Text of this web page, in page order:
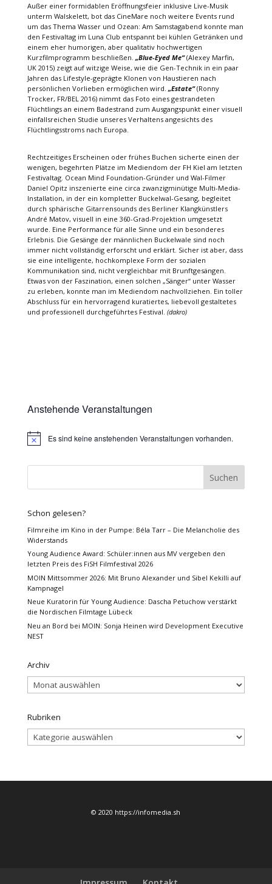
Außer einer formidablen Eröffnungsfeier inklusive Live-Musik
unterm Walskelett, bot das CineMare noch weitere Events rund
um das Thema Wasser und Ozean: Am Samstagabend konnte man
den Festivaltag im Luna Club entspannt bei kühlen Getränken und
einem eher humorigen, aber qualitativ hochwertigen
Kurzfilmprogramm beschließen. „Blue-Eyed Me“(Alexey Marfin,
UK 2015) zeigt auf witzige Weise, wie die Gen-Technik in ein paar
Jahren das Lifestyle-geprägte Klonen von Haustieren nach
persönlichen Vorlieben ermöglichen wird. „Estate“(Ronny
Trocker, FR/BEL 2016) nimmt das Foto eines gestrandeten
Flüchtlings an einem Badestrand zum Ausgangspunkt einer visuell
einfallsreichen Studie unseres Verhaltens angesichts des
Flüchtlingsstroms nach Europa.
Rechtzeitiges Erscheinen oder frühes Buchen sicherte einen der
wenigen, begehrten Plätze im Mediendom der FH Kiel am letzten
Festivaltag. Ocean Mind Foundation-Gründer und Wal-Filmer
Daniel Opitz inszenierte eine circa zwanzigminütige Multi-Media-
Installation, in der ein kompletter Buckelwal-Gesang, begleitet
durch sphärische Gitarrensounds des Berliner Klangkünstlers
André Matov, visuell in eine 360-Grad-Projektion umgesetzt
wurde. Eine Performance für alle Sinne und ein besonderes
Erlebnis. Die Gesänge der männlichen Buckelwale sind noch
immer nicht vollständig erforscht und erklärt. Sicher ist aber, dass
sie eine intelligente, hochkomplexe Form der sozialen
Kommunikation sind, nicht vergleichbar mit Brunftgesängen.
Etwas von der Faszination, einen solchen „Sänger“ unter Wasser
zu erleben, konnte man im Mediendom nachvollziehen. Ein toller
Abschluss für ein hervorragend kuratiertes, liebevoll gestaltetes
und professionell durchgeführtes Festival. (dakro)
Anstehende Veranstaltungen
HinweisEs sind keine anstehenden Veranstaltungen vorhanden.
Schon gelesen?
Filmreihe im Kino in der Pumpe: Béla Tarr – Die Melancholie des
Widerstands
Young Audience Award: Schüler:innen aus MV vergeben den
letzten Preis des FiSH Filmfestival 2026
MOIN Mittsommer 2026: Mit Bruno Alexander und Sibel Kekilli auf
Kampnagel
Neue Kuratorin für Young Audience: Dascha Petuchow verstärkt
die Nordischen Filmtage Lübeck
Neu an Bord bei MOIN: Sonja Heinen wird Development Executive
NEST
Archiv
Archiv
Rubriken
Rubriken
© 2020 https://infomedia.sh